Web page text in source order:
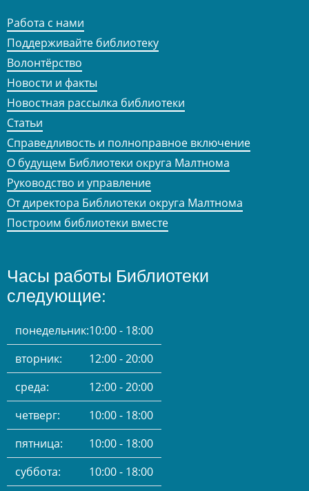
Работа с нами
Поддерживайте библиотеку
Волонтёрство
Новости и факты
Новостная рассылка библиотеки
Статьи
Справедливость и полноправное включение
О будущем Библиотеки округа Малтнома
Руководство и управление
От директора Библиотеки округа Малтнома
Построим библиотеки вместе
Часы работы Библиотеки
следующие:
понедельник:10:00 - 18:00
вторник:
12:00 - 20:00
среда:
12:00 - 20:00
четверг:
10:00 - 18:00
пятница:
10:00 - 18:00
суббота:
10:00 - 18:00